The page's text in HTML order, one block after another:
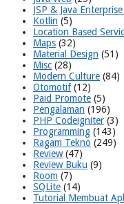
JSP & Java
Kotlin (5)
Location Based
Maps (32)
Material Design (51)
Misc (28)
Modern Culture (84)
Otomotif(12)
Paid Promote (5)
Pengalaman (196)
PHP Codeigniter (3)
Programming (143)
Ragam Tekno (249)
Review(47)
Review Buku (9)
Room (7)
SQLite (14)
Tutorial Membuat